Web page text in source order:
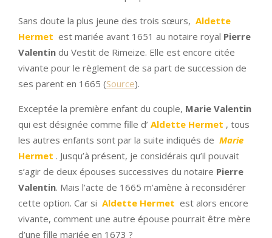
Sans doute la plus jeune des trois sœurs, Aldette
Hermet est mariée avant 1651 au notaire royal Pierre
Valentin du Vestit de Rimeize. Elle est encore citée
vivante pour le règlement de sa part de succession de
ses parent en 1665 (Source).
Exceptée la première enfant du couple, Marie Valentin
qui est désignée comme fille d’ Aldette Hermet , tous
les autres enfants sont par la suite indiqués de Marie
Hermet . Jusqu’à présent, je considérais qu’il pouvait
s’agir de deux épouses successives du notaire Pierre
Valentin. Mais l’acte de 1665 m’amène à reconsidérer
cette option. Car si Aldette Hermet est alors encore
vivante, comment une autre épouse pourrait être mère
d’une fille mariée en 1673 ?